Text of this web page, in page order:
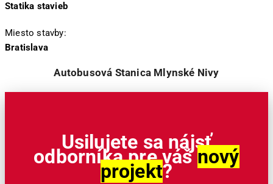
Statika stavieb
Miesto stavby:
Bratislava
Autobusová Stanica Mlynské Nivy
Usilujete sa nájsť
odborníka pre vášnový
projekt?